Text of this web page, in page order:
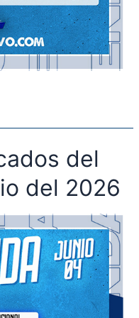
del
del 2026